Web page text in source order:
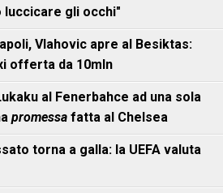
gli occhi"
Vlahovic apre al Besiktas:
offerta da 10mln
al Fenerbahce ad una sola
promessa fatta al Chelsea
torna a galla: la UEFA valuta